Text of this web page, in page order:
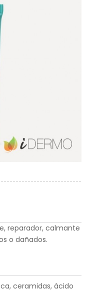
reparador, calmante
o dañados.
ceramidas, ácido